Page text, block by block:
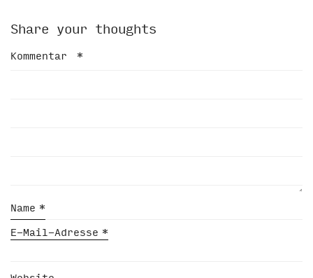
Share your thoughts
Kommentar *
Name *
E-Mail-Adresse *